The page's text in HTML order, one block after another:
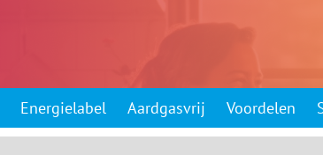
Energielabel Aardgasvrij Voordelen